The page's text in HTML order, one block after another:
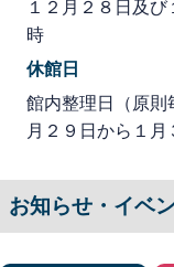
１２月２８日及
時
休館日
館内整理日（原則
月２９日から１月
お知らせ・イベ